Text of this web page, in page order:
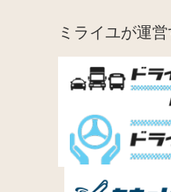
ミライユが運